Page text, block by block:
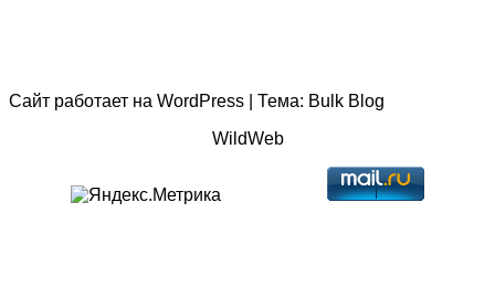
Сайт работает на WordPress Тема: Bulk Blog
WildWeb